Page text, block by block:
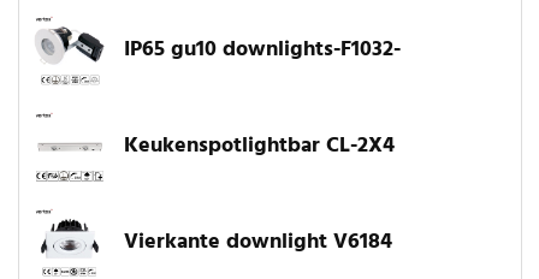
IP65 gu10 downlights-F1032-
Keukenspotlightbar CL-2X4
Vierkante downlight V6184